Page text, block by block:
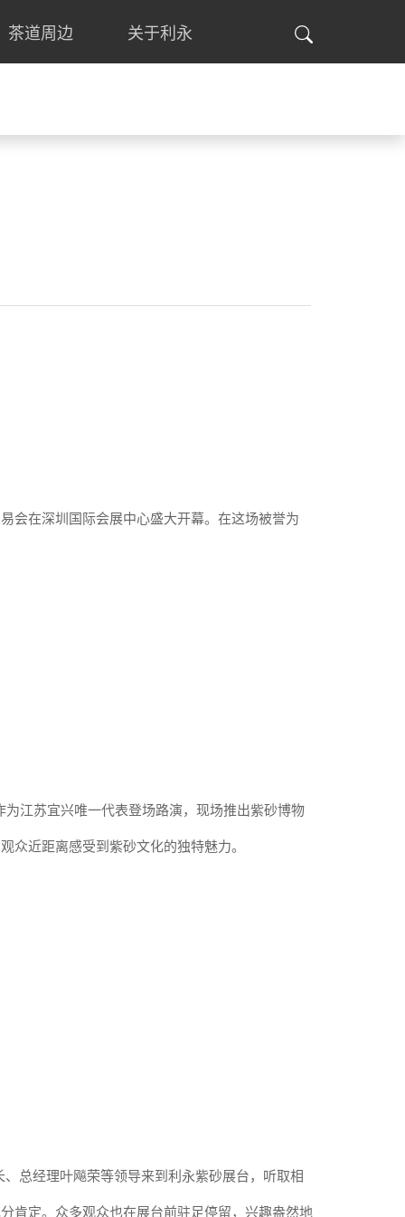
茶道周边 关于利永
会在深圳国际会展中心盛大开幕。在这场被誉为
江苏宜兴唯一代表登场路演，现场推出紫砂博物
近距离感受到紫砂文化的独特魅力。
总经理叶飚荣等领导来到利永紫砂展台，听取相
肯定。 众多观众也在展台前驻足停留，兴趣盎然地